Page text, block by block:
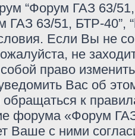
“Форум ГАЗ 63/
ГАЗ 63/51, БТР-40”,
Если Вы не
не
право
Вас об
обращаться к
форума «Форум
Ваше с ними